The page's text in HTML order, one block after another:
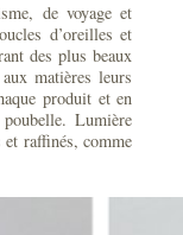
de voyage et
d’oreilles et
des plus beaux
matières leurs
produit et en
Lumière
raffinés, comme